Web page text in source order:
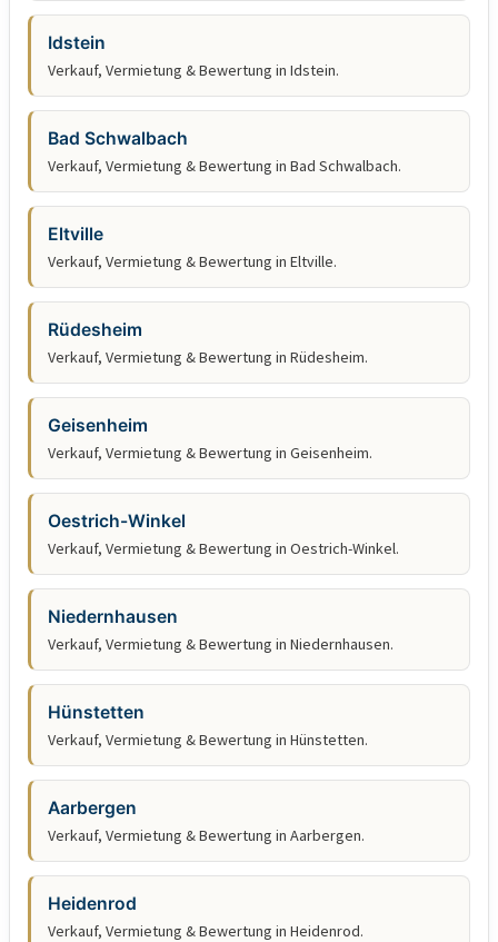
Idstein
Verkauf, Vermietung & Bewertung in Idstein.
Bad Schwalbach
Verkauf, Vermietung & Bewertung in Bad Schwalbach.
Eltville
Verkauf, Vermietung & Bewertung in Eltville.
Rüdesheim
Verkauf, Vermietung & Bewertung in Rüdesheim.
Geisenheim
Verkauf, Vermietung & Bewertung in Geisenheim.
Oestrich-Winkel
Verkauf, Vermietung & Bewertung in Oestrich-Winkel.
Niedernhausen
Verkauf, Vermietung & Bewertung in Niedernhausen.
Hünstetten
Verkauf, Vermietung & Bewertung in Hünstetten.
Aarbergen
Verkauf, Vermietung & Bewertung in Aarbergen.
Heidenrod
Verkauf, Vermietung & Bewertung in Heidenrod.